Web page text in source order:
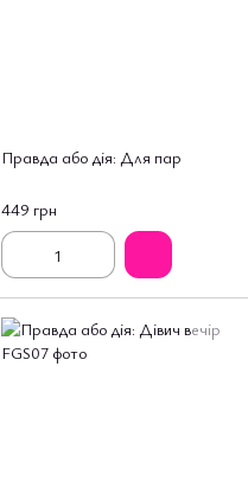
Правда або дія: Для пар
449 грн